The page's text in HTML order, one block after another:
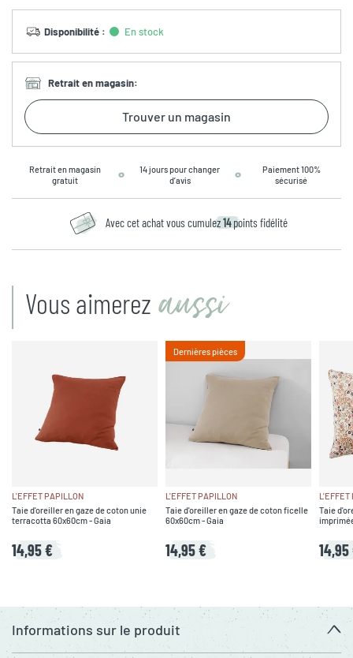
Disponibilité : En stock
Retrait en magasin:
Trouver un magasin
Retrait en magasin
gratuit
14 jours pour changer
d’avis
Paiement 100%
sécurisé
Avec cet achat vous cumulez14 points fidélité
Vous aimerez aussi
L'EFFET PAPILLON
Taie d'oreiller en gaze de coton unie
terracotta 60x60cm - Gaia
14,95 €
Dernières pièces
L'EFFET PAPILLON
Taie d'oreiller en gaze de coton ficelle
60x60cm - Gaia
14,95 €
L'EFFET
Taie
14,95
Informations sur le produit